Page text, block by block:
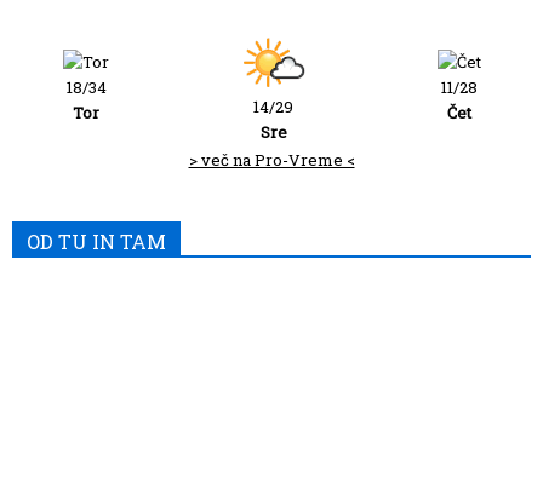
18/34
Tor
14/29
Sre
11/28
Čet
> več na Pro-Vreme <
OD TU IN TAM